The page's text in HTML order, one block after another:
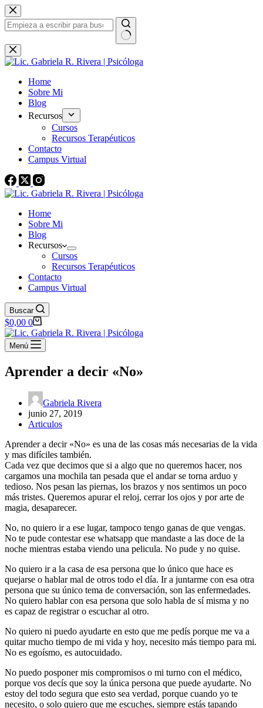
Saltar
al
contenido
Sin
resultados
Home
Sobre Mi
Blog
Recursos
Cursos
Recursos Terapéuticos
Contacto
Campus Virtual
Home
Sobre Mi
Blog
Recursos
Cursos
Recursos Terapéuticos
Contacto
Campus Virtual
Buscar
Carro
de
compra
$0,00 0
Menú
Aprender a decir «No»
Gabriela Rivera
junio 27, 2019
Articulos
Aprender a decir «No» es una de las cosas más necesarias de la vida
y mas difíciles también.
Cada vez que decimos que si a algo que no queremos hacer, nos
cargamos una mochila tan pesada que el andar se torna arduo y
tedioso. Nos pesan las piernas, los brazos y nos sentimos un poco
más tristes. Queremos apurar el reloj, cerrar los ojos y por arte de
magia, desaparecer.
No, no quiero ir a ese lugar, tampoco tengo ganas de que vengas.
No te pude contestar ese whatsapp que mandaste a las doce de la
noche mientras estaba viendo una pelicula. No pude y no quise.
No quiero ir a la casa de esa persona que lo único que hace es
quejarse o hablar mal de otros todo el día. Ir a juntarme con esa otra
persona que su único tema de conversación, son las enfermedades.
No quiero hablar con esa persona que solo habla de sí misma y no
es capaz de registrar o escuchar al otro.
No quiero ni puedo ayudarte en esto que me pedís porque me va a
quitar mucho tiempo de mi vida y hoy, necesito más tiempo para mi.
No es egoísmo, es autocuidado.
No puedo posponer mis compromisos o mi turno con el médico,
porque vos decís que soy la única persona que puede ayudarte. No
estoy del todo segura que esto sea verdad, porque cuando yo te
necesito, o solo quiero que me escuches, siempre estás tapando